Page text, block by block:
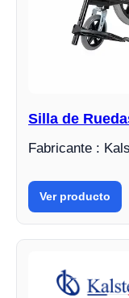
Silla de
Fabricante :
Ver producto